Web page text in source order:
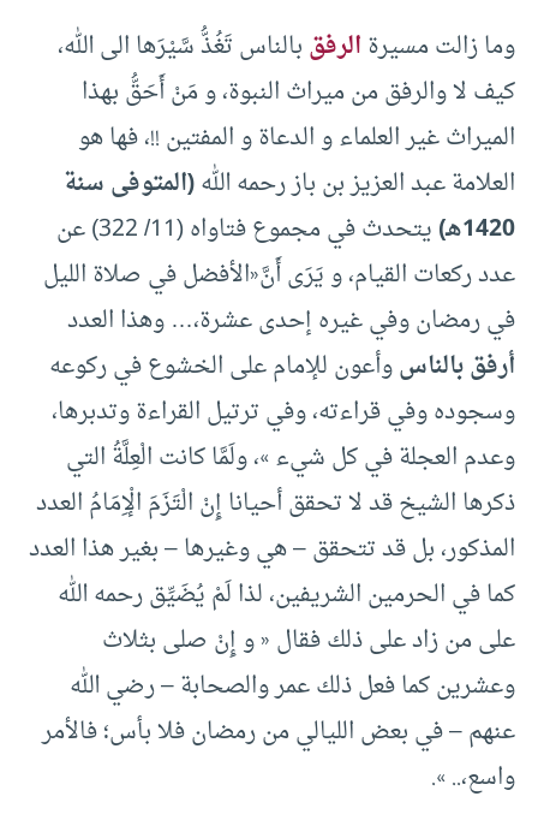
وما زالت مسيرةالرفقبالناس تَغُذُّ سَّيْرَها الى الله،
كيف لا والرفق من ميراث النبوة، و مَنْ أَحَقُّ بهذا
الميراث غير العلماء و الدعاة و المفتين !!، فها هو
العلامة عبد العزيز بن باز رحمه الله(المتوفى سنة
1420هـ)
يتحدث في مجموع فتاواه (11/ 322) عن
عدد ركعات القيام، و يَرَى أَنَّ«الأفضل في صلاة الليل
في رمضان وفي غيره إحدى عشرة،… وهذا العدد
أرفق بالناسوأعون للإمام على الخشوع في ركوعه
وسجوده وفي قراءته، وفي ترتيل القراءة وتدبرها،
وعدم العجلة في كل شيء »، ولَمَّا كانت الْعِلَّةُ التي
ذكرها الشيخ قد لا تحقق أحيانا إِنْ الْتَزَمَ الْإِمَامُ العدد
المذكور، بل قد تتحقق – هي وغيرها – بغير هذا العدد
كما في الحرمين الشريفين، لذا لَمْ يُضَيِّق رحمه الله
على من زاد على ذلك فقال « و إِنْ صلى بثلاث
وعشرين كما فعل ذلك عمر والصحابة – رضي الله
عنهم – في بعض الليالي من رمضان فلا بأس؛ فالأمر
واسع،.. ».